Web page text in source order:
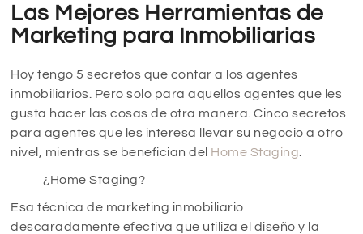
Las Mejores Herramientas de
Marketing para Inmobiliarias
Hoy tengo 5 secretos que contar a los agentes
inmobiliarios. Pero solo para aquellos agentes que les
gusta hacer las cosas de otra manera. Cinco secretos
para agentes que les interesa llevar su negocio a otro
nivel, mientras se benefician del Home Staging
¿Home Staging?
Esa técnica de marketing inmobiliario
descaradamente efectiva que utiliza el diseño y la